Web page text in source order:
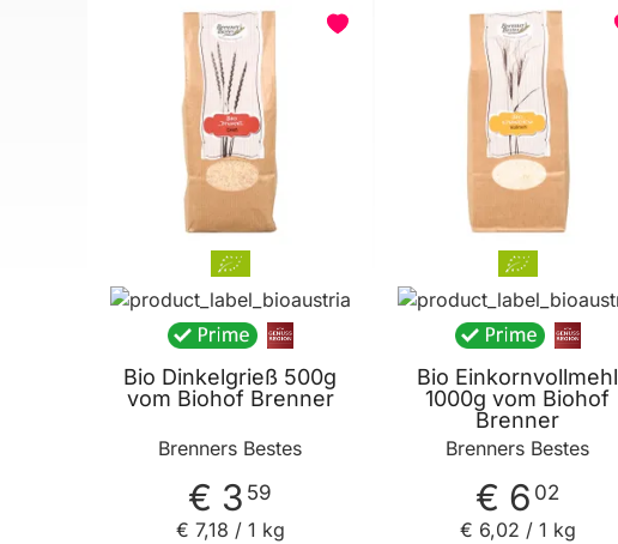
Bio Dinkelgrieß 500g
vom Biohof Brenner
Brenners Bestes
€ 3 59
€ 7,18 / 1 kg
Bio Einkornvollmehl
1000g vom Biohof
Brenner
Brenners Bestes
€ 6 02
€ 6,02 / 1 kg